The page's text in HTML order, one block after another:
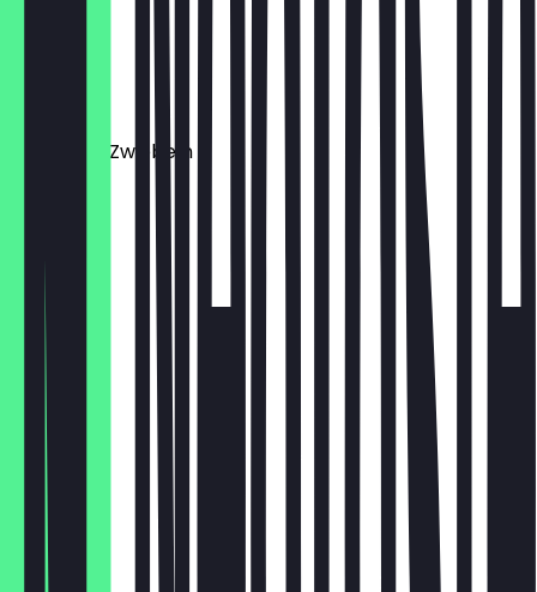
Tomate & Zwiebeln
€ 2,00
Svieha
€ 6,00
Soiree
€ 1,00